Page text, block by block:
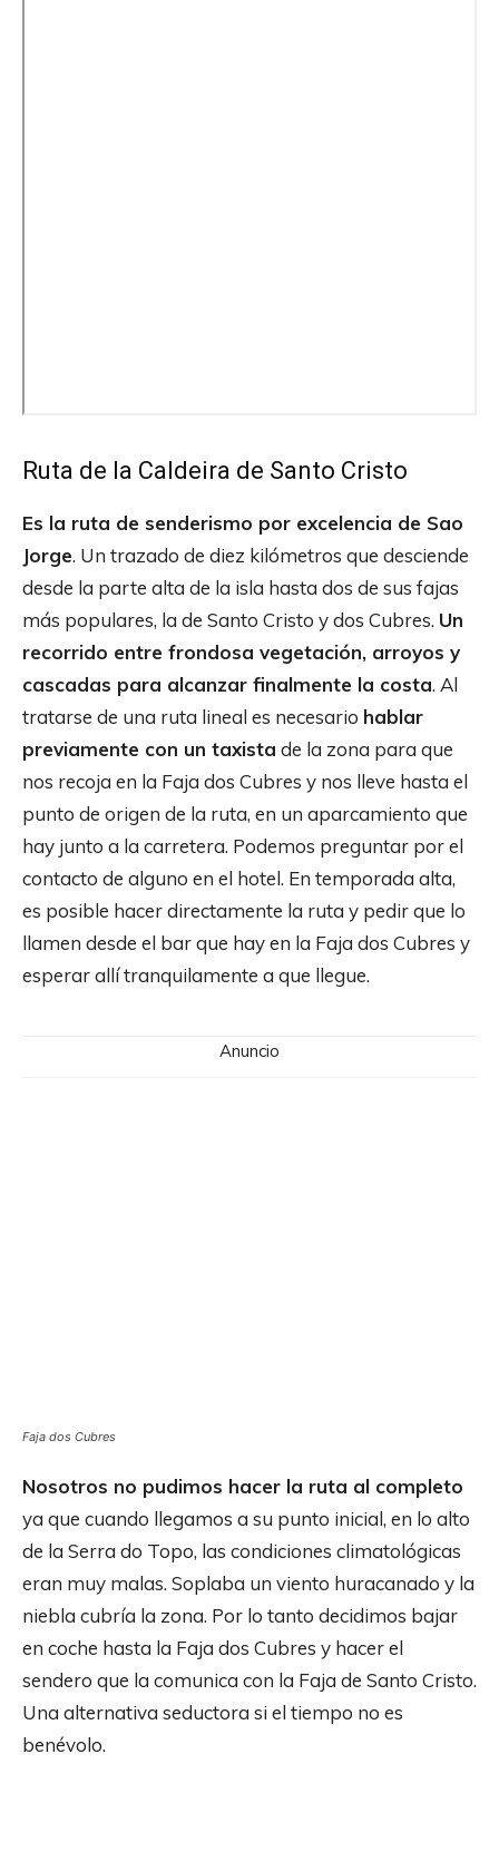
Ruta de la Caldeira de Santo Cristo
Es la ruta de senderismo por excelencia de Sao
Jorge. Un trazado de diez kilómetros que desciende
desde la parte alta de la isla hasta dos de sus fajas
más populares, la de Santo Cristo y dos Cubres. Un
recorrido entre frondosa vegetación, arroyos y
cascadas para alcanzar finalmente la costa. Al
tratarse de una ruta lineal es necesario hablar
previamente con un taxista de la zona para que
nos recoja en la Faja dos Cubres y nos lleve hasta el
punto de origen de la ruta, en un aparcamiento que
hay junto a la carretera. Podemos preguntar por el
contacto de alguno en el hotel. En temporada alta,
es posible hacer directamente la ruta y pedir que lo
llamen desde el bar que hay en la Faja dos Cubres y
esperar allí tranquilamente a que llegue.
Anuncio
Faja dos Cubres
Nosotros no pudimos hacer la ruta al completo
ya que cuando llegamos a su punto inicial, en lo alto
de la Serra do Topo, las condiciones climatológicas
eran muy malas. Soplaba un viento huracanado y la
niebla cubría la zona. Por lo tanto decidimos bajar
en coche hasta la Faja dos Cubres y hacer el
sendero que la comunica con la Faja de Santo Cristo.
Una alternativa seductora si el tiempo no es
benévolo.